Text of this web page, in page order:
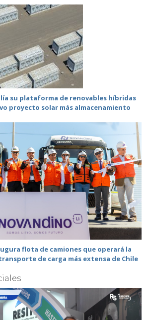
su plataforma de renovables híbridas
proyecto solar más almacenamiento
flota de camiones que operará la
de carga más extensa de Chile